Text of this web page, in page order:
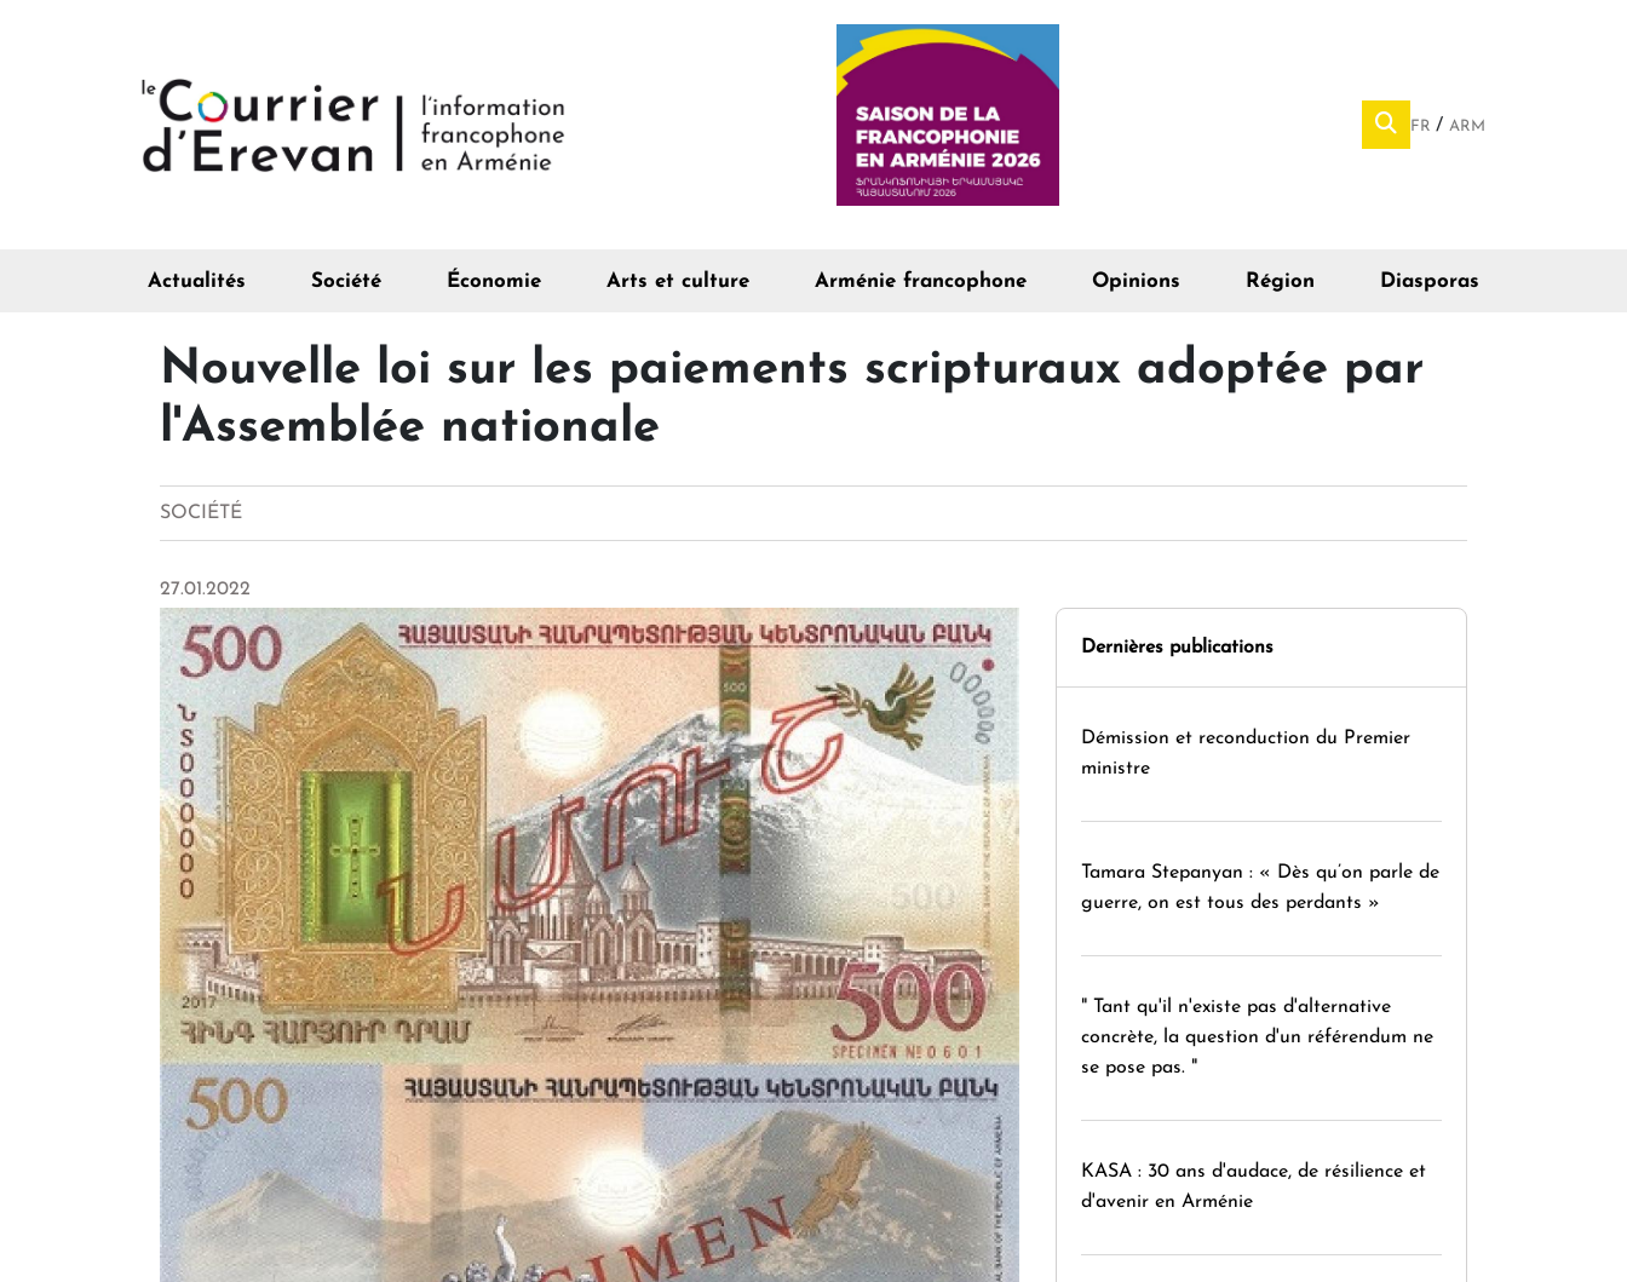
FR ARM
Actualités Société Économie Arts et culture Arménie francophone Opinions Région Diasporas
Nouvelle loi sur les paiements scripturaux adoptée par
l'Assemblée nationale
SOCIÉTÉ
27.01.2022
Dernières publications
Démission et reconduction du Premier
ministre
Tamara Stepanyan : « Dès qu’on parle de
guerre, on est tous des perdants »
" Tant qu'il n'existe pas d'alternative
concrète, la question d'un référendum ne
se pose pas. "
KASA : 30 ans d'audace, de résilience et
d'avenir en Arménie